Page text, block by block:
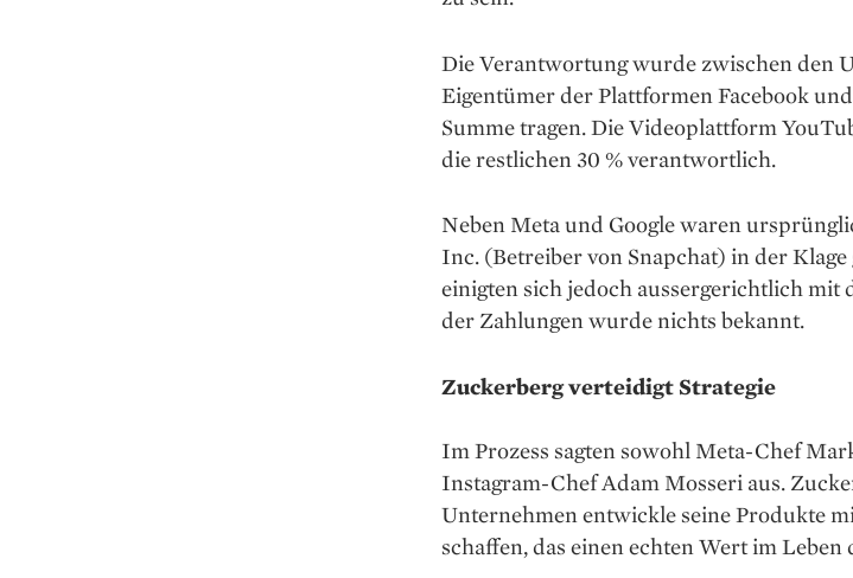
Die Verantwortung wurde zwischen den
Eigentümer der Plattformen Facebook
Summe tragen. Die Videoplattform
die restlichen 30 % verantwortlich.
Neben Meta und Google waren
Inc. (Betreiber von Snapchat) in der
einigten sich jedoch aussergerichtlich mit
der Zahlungen wurde nichts bekannt.
Zuckerberg verteidigt Strategie
Im Prozess sagten sowohl Meta-Chef
Instagram-Chef Adam Mosseri aus.
Unternehmen entwickle seine Produkte
schaffen, das einen echten Wert im Leben